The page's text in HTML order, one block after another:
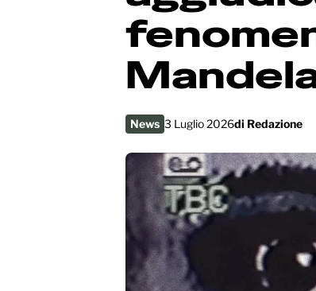
News 3 Luglio 2026di Redazione